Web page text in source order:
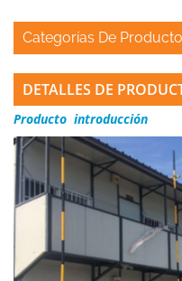
Categorías De Producto
DETALLES DE
Producto introducción